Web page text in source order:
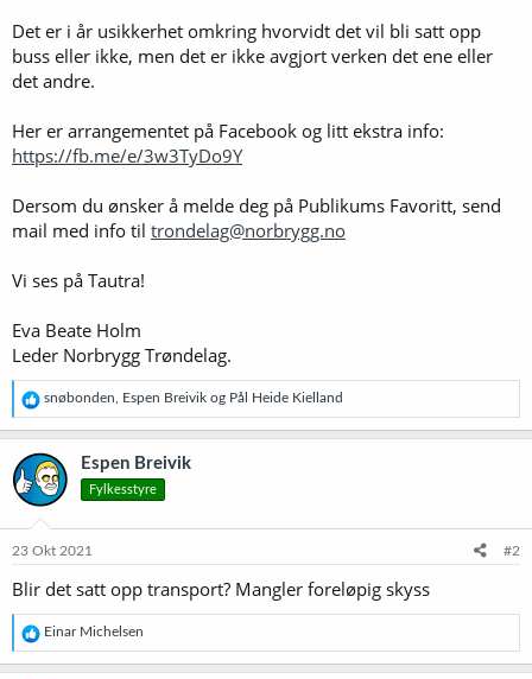
Det er i år usikkerhet omkring hvorvidt det vil bli satt opp
buss eller ikke, men det er ikke avgjort verken det ene eller
det andre.
Her er arrangementet på Facebook og litt ekstra info:
https://fb.me/e/3w3TyDo9Y
Dersom du ønsker å melde deg på Publikums Favoritt, send
mail med info til trondelag@norbrygg.no
Vi ses på Tautra!
Eva Beate Holm
Leder Norbrygg Trøndelag.
R
e
a
k
s
j
o
e
snøbonden Espen Breivik og Pål Heide Kielland
Espen Breivik
Fylkesstyre
23 Okt 2021 #2
Blir det satt opp transport? Mangler foreløpig skyss
R
e
a
Einar Michelsen